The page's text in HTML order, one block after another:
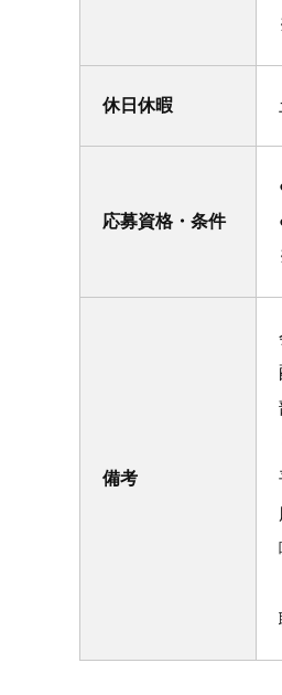
休日休暇
応募資格・条件
備考